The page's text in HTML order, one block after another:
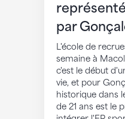
par
L'école de
semaine à
c'est le début
vie, et pour
historique dans
de 21 ans est le